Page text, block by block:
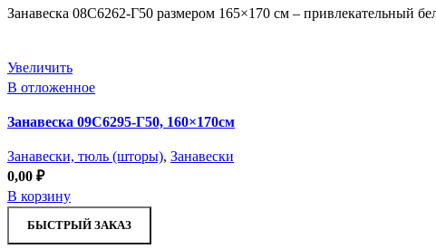
Занавеска 08С6262-Г50 размером 165×170 см – привлекательный
Увеличить
В отложенное
Занавеска 09С6295-Г50, 160×170см
Занавески, тюль (шторы), Занавески
0,00 ₽
В корзину
БЫСТРЫЙ ЗАКАЗ